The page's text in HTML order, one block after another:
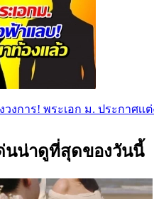
วงการ! พระเอก ม. ประกาศเเ
นน่าดูที่สุดของวันนี้